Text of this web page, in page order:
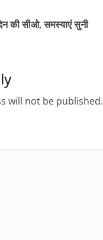
की सीओ, समस्याएं सुनी
will not be published.